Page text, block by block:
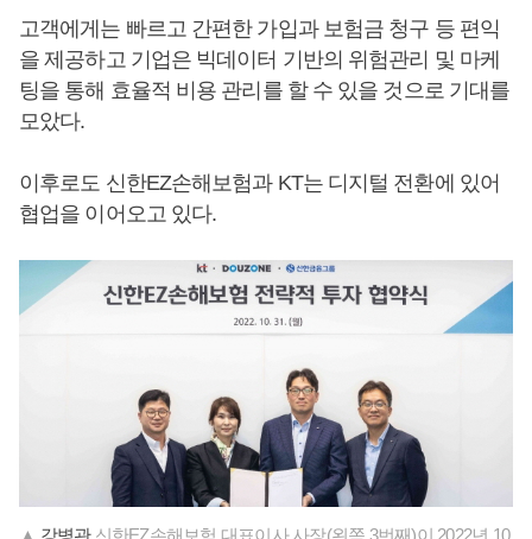
고객에게는 빠르고 간편한 가입과 보험금 청구 등 편익
을 제공하고 기업은 빅데이터 기반의 위험관리 및 마케
팅을 통해 효율적 비용 관리를 할 수 있을 것으로 기대를
모았다.
이후로도 신한EZ손해보험과 KT는 디지털 전환에 있어
협업을 이어오고 있다.